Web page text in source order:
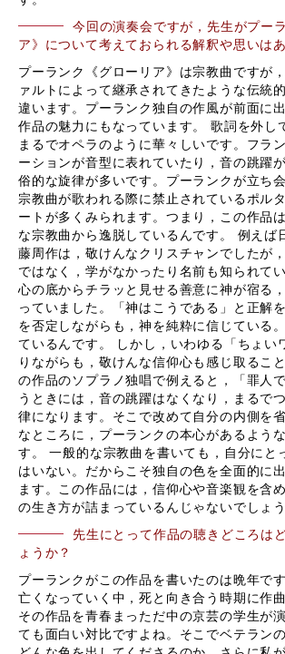
今回の演奏会ですが，先生がプー
ア》について考えておられる解釈や思いは
プーランク《グローリア》は宗教曲ですが
ァルトによって継承されてきたような伝統
違います。プーランク独自の作風が前面に
作品の魅力にもなっています。 歌詞を外し
まるでオペラのように華々しいです。フラ
ーションが音型に表れていたり，音の跳躍
俗的な旋律が多いです。プーランクが立ち
宗教曲が歌われる際に禁止されているポル
ートが多くみられます。つまり，この作品
な宗教曲から逸脱しているんです。 例えば
藤周作は，敬けんなクリスチャンでしたが
ではなく，学がなかったり名前も知られて
心の底からチラッと見せる善意に神が宿る
っていました。「神はこうである」と正解
を否定しながらも，神を純粋に信じている
ているんです。 しかし，いわゆる「ちょい
りながらも，敬けんな信仰心も感じ取るこ
の作品のソプラノ独唱で例えると，「罪人
うときには，音の跳躍はなくなり，まるで
律になります。そこで改めて自分の内側を
なところに，プーランクの本心があるよう
す。 一般的な宗教曲を書いても，自分にと
はいない。だからこそ独自の色を全面的に
ます。この作品には，信仰心や音楽観を含
の生き方が詰まっているんじゃないでしょう
先生にとって作品の聴きどころは
ょうか？
プーランクがこの作品を書いたのは晩年で
亡くなっていく中，死と向き合う時期に作
その作品を青春まっただ中の京芸の学生が
ても面白い対比ですよね。そこでベテラン